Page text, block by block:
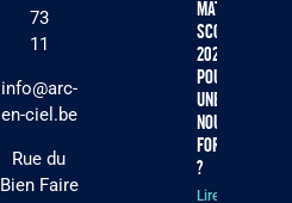
73
11
info@arc-
en-ciel.be
Rue du
Bien Faire
matériel
scolaire
2026 :
pourquoi
une
nouvelle
formule
?
Lire la